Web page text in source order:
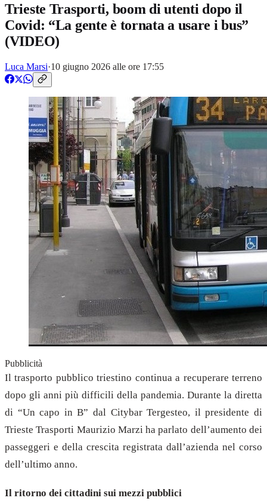
Trieste Trasporti, boom di utenti dopo il
Covid: “La gente è tornata a usare i bus”
(VIDEO)
Luca Marsi·10 giugno 2026 alle ore 17:55
Pubblicità
Il trasporto pubblico triestino continua a recuperare terreno
dopo gli anni più difficili della pandemia. Durante la diretta
di “Un capo in B” dal Citybar Tergesteo, il presidente di
Trieste Trasporti Maurizio Marzi ha parlato dell’aumento dei
passeggeri e della crescita registrata dall’azienda nel corso
dell’ultimo anno.
Il ritorno dei cittadini sui mezzi pubblici